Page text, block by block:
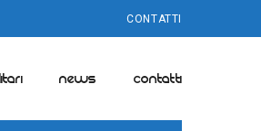
CONTATTI
NEWS CONTATTI